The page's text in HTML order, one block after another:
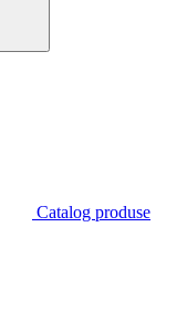
Catalog produse